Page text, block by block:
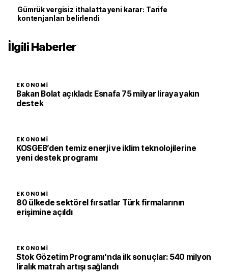
Gümrük vergisiz ithalatta yeni karar: Tarife
kontenjanları belirlendi
İlgili Haberler
EKONOMI
Bakan Bolat açıkladı: Esnafa 75 milyar liraya yakın
destek
EKONOMI
KOSGEB’den temiz enerji ve iklim teknolojilerine
yeni destek programı
EKONOMI
80 ülkede sektörel fırsatlar Türk firmalarının
erişimine açıldı
EKONOMI
Stok Gözetim Programı'nda ilk sonuçlar: 540 milyon
liralık matrah artışı sağlandı